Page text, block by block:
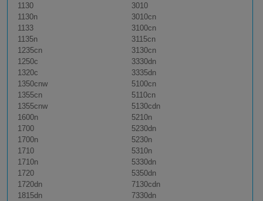
1130
1130n
1133
1135n
1235cn
1250c
1320c
1350cnw
1355cn
1355cnw
1600n
1700
1700n
1710
1710n
1720
1720dn
1815dn
3010
3010cn
3100cn
3115cn
3130cn
3330dn
3335dn
5100cn
5110cn
5130cdn
5210n
5230dn
5230n
5310n
5330dn
5350dn
7130cdn
7330dn